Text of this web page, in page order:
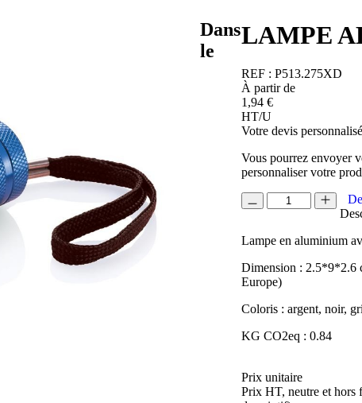
LAMPE
REF : P513.275XD
À partir de
1,94 €
HT/U
Votre devis personnalisé
Vous pourrez envoyer
personnaliser votre
quantité
de
ALUMINIUM
Lampe en aluminium
Dimension : 2.5*9*2.6
Europe)
Coloris : argent, noir,
KG CO2eq : 0.84
Prix unitaire
Prix HT, neutre et hors
Dans
le